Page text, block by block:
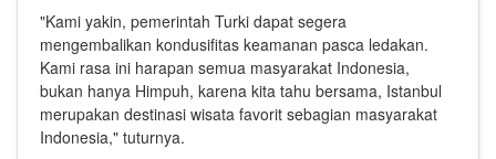
"Kami yakin, pemerintah Turki dapat segera
mengembalikan kondusifitas keamanan pasca ledakan.
Kami rasa ini harapan semua masyarakat Indonesia,
bukan hanya Himpuh, karena kita tahu bersama, Istanbul
merupakan destinasi wisata favorit sebagian masyarakat
Indonesia," tuturnya.